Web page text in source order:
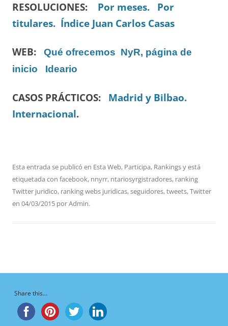
RESOLUCIONES: Por meses.
Por
titulares. Índice Juan Carlos Casas
WEB: Qué ofrecemos NyR, página de
inicio
Ideario
CASOS PRÁCTICOS: Madrid y Bilbao.
Internacional.
Esta entrada se publicó en Esta Web, Participa, Rankingsy está
etiquetada con facebook, nnyrr, ntariosyrgistradores, ranking
Twitter juridico, ranking webs juridicas,seguidores,tweets,Twitter
en 04/03/2015 porAdmin.
Share this...